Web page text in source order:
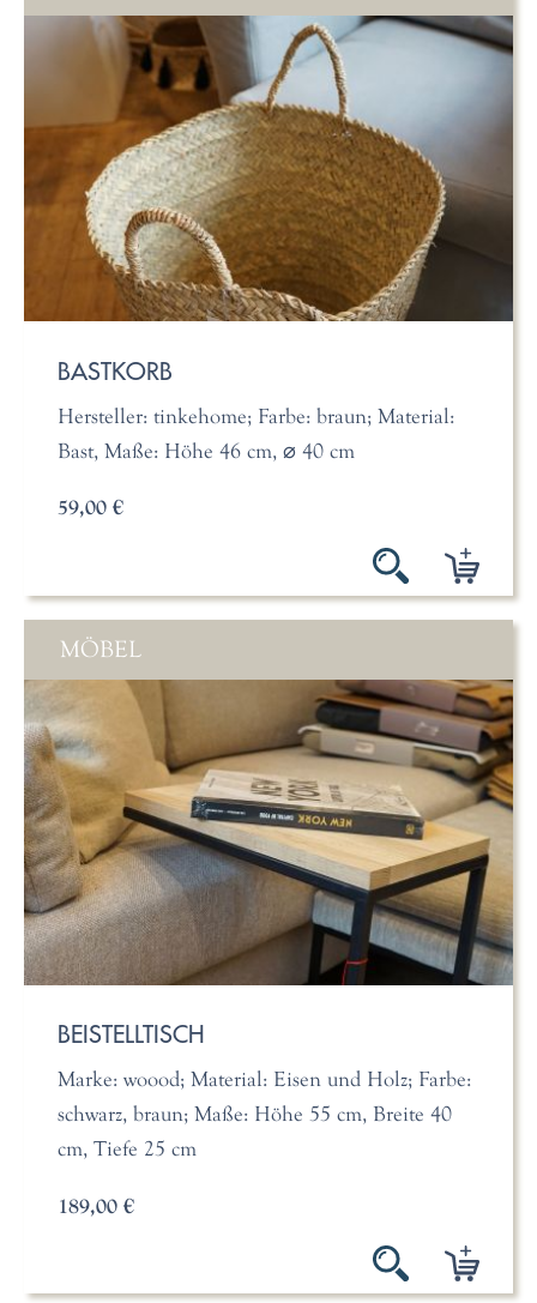
BASTKORB
Hersteller: tinkehome; Farbe: braun; Material:
Bast, Maße: Höhe 46 cm, ⌀ 40 cm
59,00 €
MÖBEL
BEISTELLTISCH
Marke: woood; Material: Eisen und Holz; Farbe:
schwarz, braun; Maße: Höhe 55 cm, Breite 40
cm, Tiefe 25 cm
189,00 €